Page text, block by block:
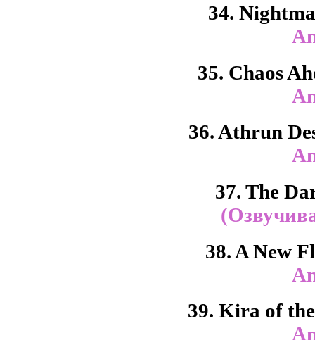
34.
35. Chaos
36. Athrun
37. The
38. A New
39. Kira of